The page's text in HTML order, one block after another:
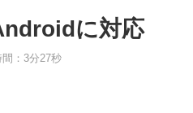
に対応
：3分27秒